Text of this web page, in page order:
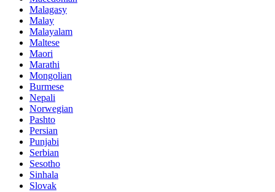
Malagasy
Malay
Malayalam
Maltese
Maori
Marathi
Mongolian
Burmese
Nepali
Norwegian
Pashto
Persian
Punjabi
Serbian
Sesotho
Sinhala
Slovak